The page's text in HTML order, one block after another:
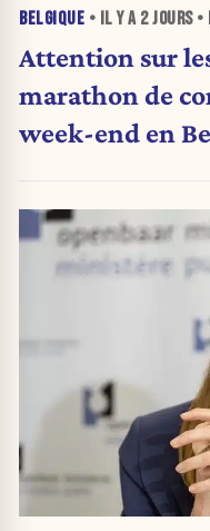
BELGIQUE • IL Y A 2 JOURS•
Attention sur
marathon de
week-end en